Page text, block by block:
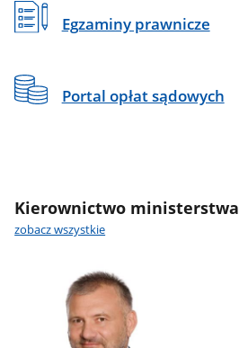
Egzaminy prawnicze
Portal opłat sądowych
Kierownictwo ministerstwa
zobacz wszystkie